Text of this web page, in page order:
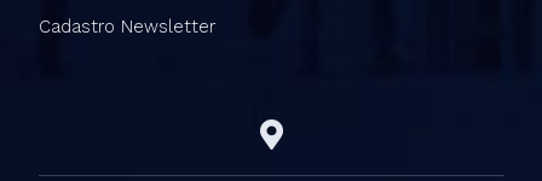
Cadastro Newsletter